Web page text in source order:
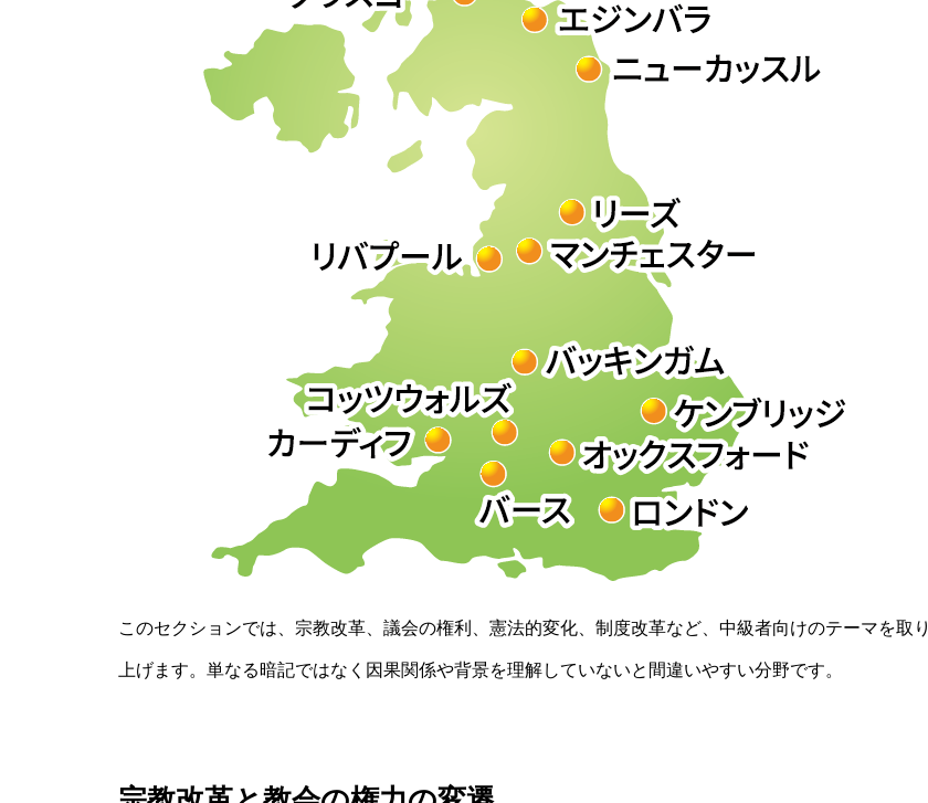
このセクションでは、宗教改革、議会の権利、憲法的変化、制度改革など、中級者向けのテーマを取り
上げます。単なる暗記ではなく因果関係や背景を理解していないと間違いやすい分野です。